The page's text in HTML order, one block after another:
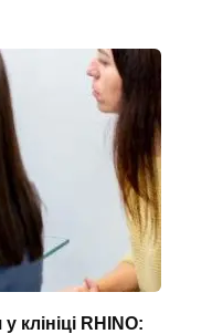
клініці RHINO: